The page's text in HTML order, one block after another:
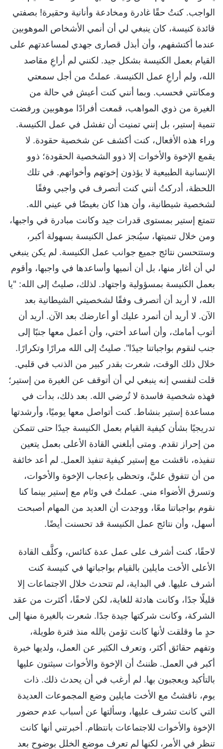
الواجب. كنتُ حقًا غادرة ومخادعة وأنانية وحقيرة! بصفتي
قائدة كنيسة، كان ينبغي لي أن أنمي الأشخاص الموهوبين
عندما أكتشفهم، وأن أبذل قصارى جهدي لمساعدتهم على
القيام بعمل الكنيسة بشكل جيد. لكنني لم أراعِ مقاصد
الله، ولم أراعِ عمل الكنيسة. عملتُ من أجل سمعتي
ومكانتي فحسب. وبما أنني كنت أعيش في حالة من
الغيرة من ذوي المواهب، قمعت أفرادًا موهوبين ورفضت
تنمية إستير، بل إنني تمنيت أن تفشل في عمل الكنيسة.
وراء هذه الأفعال، كنت أكشف عن شخصية حقودة. لا
يقمع الإخوة والأخوات إلا ذوو الشخصية الحقودة؛ ذوو
الإنسانية الطبيعية لا يؤذون إخوتهم وأخواتهم. في تلك
اللحظة، أدركتُ أنني كنت أتصرف في واجبي وفقًا
لشخصية شيطانية، وأن هذا كان بغيضًا في عيني الله.
تتمتع إستير بمستوى قدرات جيد وكانت مبادرة في واجبها،
ومن خلال تنميتها، سيُنجز عمل الكنيسة بسهولة أكبر،
وستتحسن نتائج جميع جوانب عمل الكنيسة. لم يكن ينبغي
لي أن أغار منها، بل أن أنميها وأساعدها في واجبها، وأقوم
بعمل الكنيسة بمسؤولية واجتهاد. لذلك، صليتُ إلى الله: "يا
الله، لا أريد أن أتصرف وفقًا لشخصيتي الشيطانية بعد
الآن. لا أريد أن أتمرد عليك أو أعارضك بعد الآن. أريد أن
أتوب أمامك، وأن أساعد أختي، وأن أعمل معها جنبًا إلى
جنب لنقوم بواجباتنا جيدًا". صليتُ إلى الله مرارًا وتكرارًا.
خلال ذلك الوقت، شعرت بقدر كبير من الذنب في قلبي.
قلت لنفسي إنه ينبغي لي أن أتوقف عن الغيرة من إستير؛
فهذه شخصية فاسدة لا تُرضي الله. بعد ذلك، بدأت في
مساعدة إستير بنشاط. كنت أتواصل معها يوميًا، وأرشدتها
تدريجيًا بشأن كيفية القيام بعمل الكنيسة جيدًا حتى تتمكن
من إحراز تقدم. ومتى أبلغني القادة الأعلى بعمل يتعين
تنفيذه، ناقشت مع إستير كيفية تنفيذ العمل. لم أعد خائفة
من أن تتفوق عليَّ، وتحظى بإعجاب الإخوة والأخوات،
وتسرق الأضواء مني. عملتُ في وئام مع إستير بينما كنا
نقوم بواجباتنا معًا، ووجدت أن العديد من المهام أصبحت
أسهل، وأن نتائج عمل الكنيسة قد تحسنت أيضًا.
لاحقًا، كنت أشرف على عمل عدة كنائس، وكلَّف القادة
الأعلى الأخت مايلين بالقيام بواجباتها في كنيسة كنت
أشرف عليها. في البداية، لم تتحدث خلال الاجتماعات إلا
قليلًا جدًا، وكانت هادئة للغاية، لكن لاحقًا، أكثرت من عقد
الشركة، وكانت شركتها جيدة جدًا. شعرت بالغيرة منها إلى
حدٍ ما وقلقت لأنها كانت تؤمن بالله منذ فترة طويلة،
وتفهم حقائق أكثر، وتعرف الكثير عن العمل، ولديها خبرة
أكبر في العمل. ظننتُ أن الإخوة والأخوات سيثنون عليها
بالتأكيد ويعجبون بها. لم أرغب في أن يحدث ذلك. ذات
يوم، ناقشتُ مع الأخت مايلين وضع المجموعات العديدة
التي كانت تشرف عليها، وسألتها عن أسباب عدم حضور
الإخوة والأخوات للاجتماعات بانتظام. أخبرتني أنها كانت
تنظر في الأمر، لكنها لم تعرف موضع الخلل بوضوح بعد